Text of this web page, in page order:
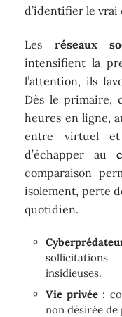
d’identifier le vrai
Les réseaux
intensifient la
l’attention, ils
Dès le primaire,
heures en ligne,
entre virtuel et
d’échapper au
comparaison
isolement, perte
quotidien.
insidieuses.
Vie privée :
non désirée de